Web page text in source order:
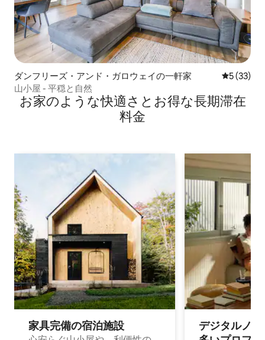
ダンフリーズ・アンド・ガロウェイの一軒家 レビュー
5 (33)
山小屋 - 平穏と自然
お家のような快⁠適⁠さ⁠とお⁠得⁠な長⁠期⁠滞⁠在
料⁠金
家具完備の宿⁠泊⁠施⁠設
デジタルノ